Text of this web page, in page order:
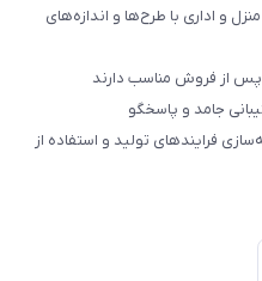
و اداری با طرح‌ها و اندازه‌های
از فروش مناسب دارند
جامد و پاسخگو
فرایندهای تولید و استفاده از